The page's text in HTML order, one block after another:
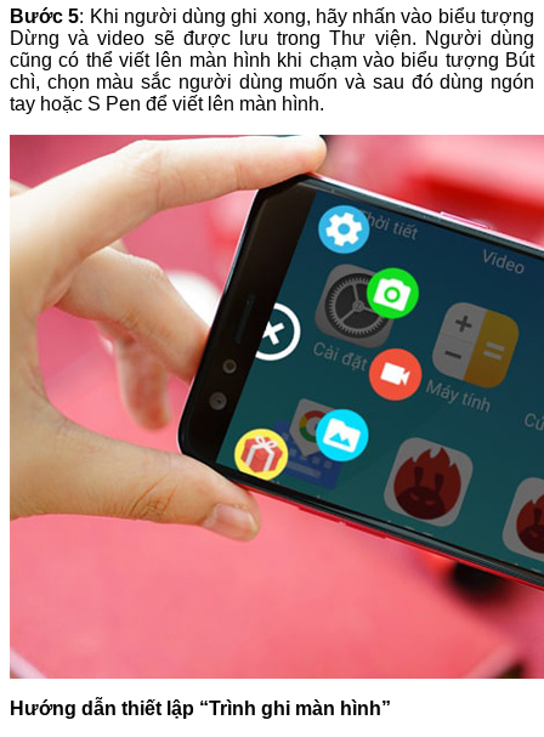
Bước 5: Khi người dùng ghi xong, hãy nhấn vào biểu tượng
Dừng và video sẽ được lưu trong Thư viện. Người dùng
cũng có thể viết lên màn hình khi chạm vào biểu tượng Bút
chì, chọn màu sắc người dùng muốn và sau đó dùng ngón
tay hoặc S Pen để viết lên màn hình.
Hướng dẫn thiết lập “Trình ghi màn hình”